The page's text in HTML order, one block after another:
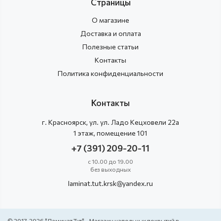
О магазине
Доставка и оплата
Полезные статьи
Контакты
Политика конфиденциальности
Контакты
г. Красноярск, ул. ул. Ладо Кецховели 22а
1 этаж, помещение 101
+7 (391) 209-20-11
с 10.00 до 19.00
без выходных
laminat.tut.krsk@yandex.ru